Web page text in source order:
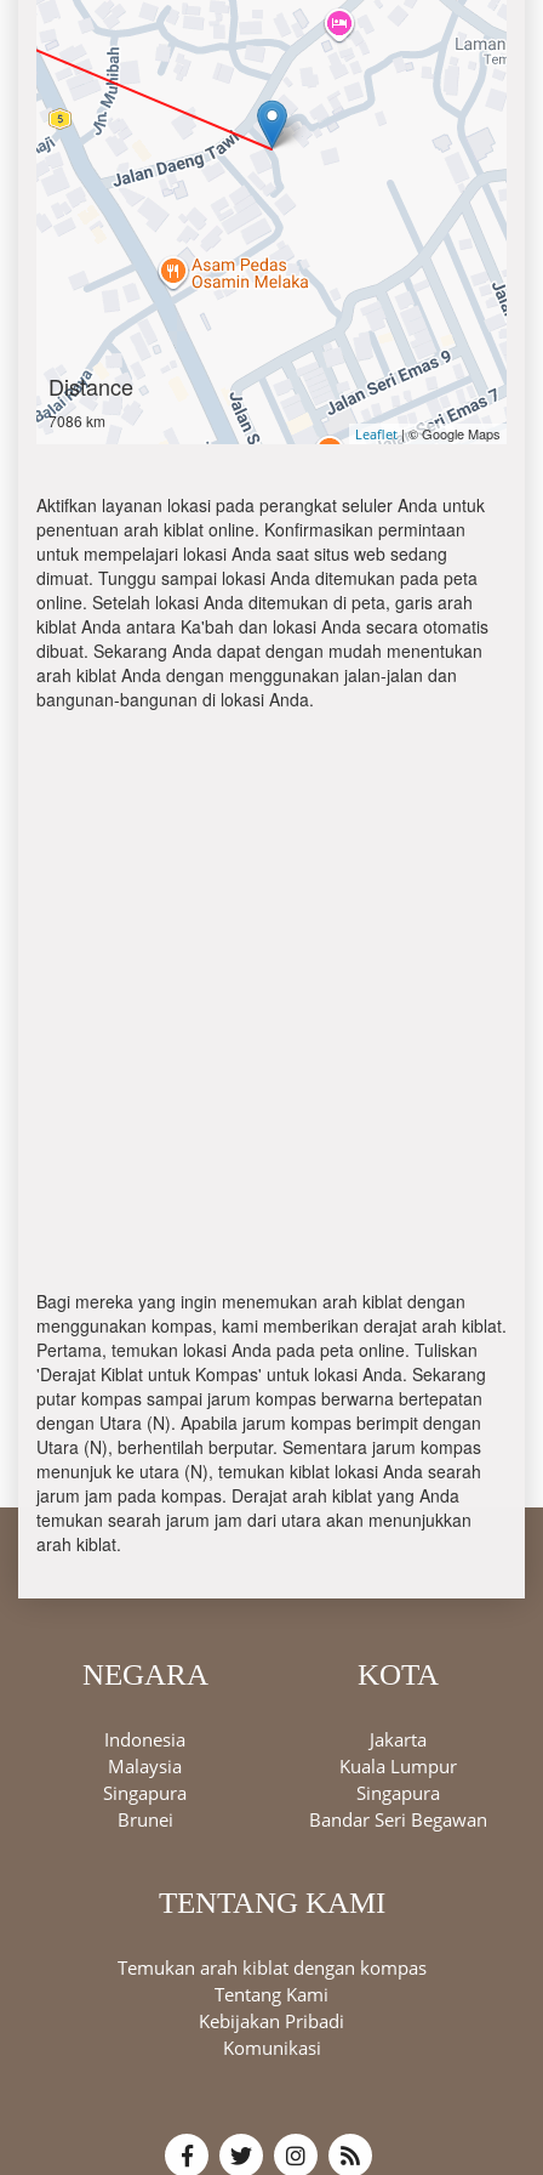
Distance
7086 km
Leaflet| © Google Maps
Aktifkan layanan lokasi pada perangkat seluler Anda untuk
penentuan arah kiblat online. Konfirmasikan permintaan
untuk mempelajari lokasi Anda saat situs web sedang
dimuat. Tunggu sampai lokasi Anda ditemukan pada peta
online. Setelah lokasi Anda ditemukan di peta, garis arah
kiblat Anda antara Ka'bah dan lokasi Anda secara otomatis
dibuat. Sekarang Anda dapat dengan mudah menentukan
arah kiblat Anda dengan menggunakan jalan-jalan dan
bangunan-bangunan di lokasi Anda.
Bagi mereka yang ingin menemukan arah kiblat dengan
menggunakan kompas, kami memberikan derajat arah kiblat.
Pertama, temukan lokasi Anda pada peta online. Tuliskan
'Derajat Kiblat untuk Kompas' untuk lokasi Anda. Sekarang
putar kompas sampai jarum kompas berwarna bertepatan
dengan Utara (N). Apabila jarum kompas berimpit dengan
Utara (N), berhentilah berputar. Sementara jarum kompas
menunjuk ke utara (N), temukan kiblat lokasi Anda searah
jarum jam pada kompas. Derajat arah kiblat yang Anda
temukan searah jarum jam dari utara akan menunjukkan
arah kiblat.
NEGARA
Indonesia
Malaysia
Singapura
Brunei
KOTA
Jakarta
Kuala Lumpur
Singapura
Bandar Seri Begawan
TENTANG KAMI
Temukan arah kiblat dengan kompas
Tentang Kami
Kebijakan Pribadi
Komunikasi